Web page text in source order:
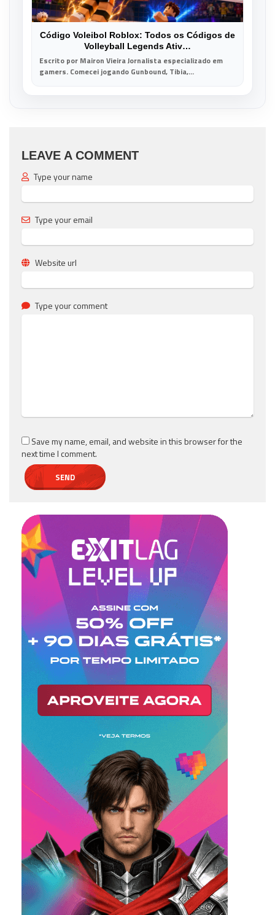
Código Voleibol Roblox: Todos os Códigos de
Volleyball Legends Ativ…
Escrito por Mairon Vieira Jornalista especializado em
gamers. Comecei jogando Gunbound, Tibia,...
LEAVE A COMMENT
Type your name
Type your email
Website url
Type your comment
Save my name, email, and website in this browser for the
next time I comment.